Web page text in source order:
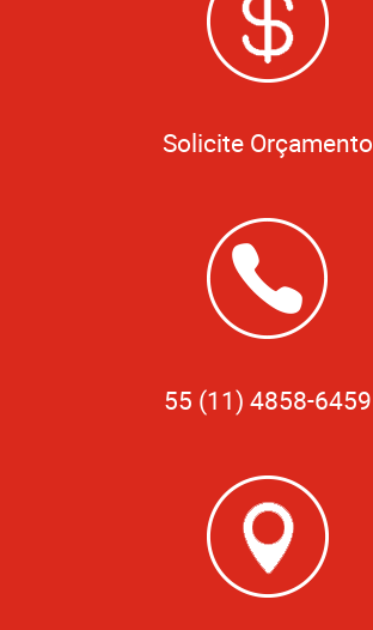
Solicite Orçamento
55 (11) 4858-6459